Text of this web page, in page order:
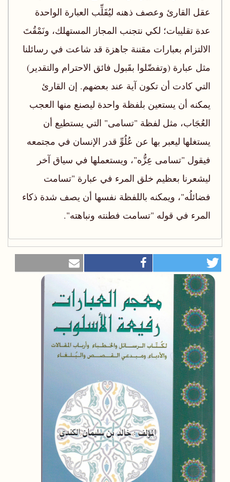
عقل القارئ وعصف ذهنه ليُقَلِّب العبارة الواحدة
عدة تقليبات؛ لكي نتجنب المجاز المستهلك، ونَمْقُتَ
الالتزام بعبارات مقننة جاهزة قد شاعت في رسائلنا
مثل عبارة (وتفضّلوا بقَبول فائق الاحترام والتقدير)
التي كادت أن تكون آية عند بعضهم. إن القارئ
يمكنه أن يستعين بلفظة واحدة ليصنع منها العجب
العُجَاب، مثل لفظة "تسامى" التي يستطيع أن
يستغلها ليعبر بها عن عُلُوِّ قدر الإنسان في مجتمعه
فيقول "تسامى عِزُّه"، ويستعملها في سياق آخر
ليشعرنا بعظيم خلق المرء في عبارة "تسامت
فضائلُه"، ويمكنه باللفظة نفسها أن يصف شدة ذكاء
المرء في قوله "تسامت فطنته ونباهته".